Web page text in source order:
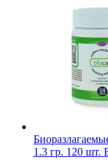
1.3 гр. 120 шт.